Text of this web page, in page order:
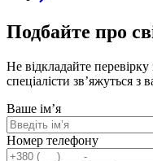
Подбайте про
Не відкладайте
спеціалісти зв’яжуться з
Ваше ім’я
Номер телефону